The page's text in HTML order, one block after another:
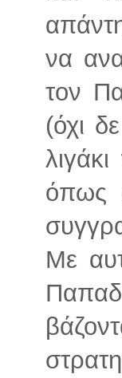
να
τον
(όχι
όπως
Με